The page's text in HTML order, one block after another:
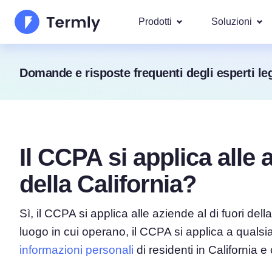
Prodotti
Generatore di EULA
Generatore di Clausola
Generatore di Politica di
Soluzioni
I più
Le nostre
Per
Copriamo
Chi Siamo
Aggiornamenti e Rassegna
La roadmap dei prodotti Termly
Novità Termly
Domande e risposte frequenti degli esperti
Il CCPA si applica alle
della California?
Sì, il CCPA si applica alle aziende al di fuori
luogo in cui operano, il CCPA si applica a
informazioni personali di residenti in California